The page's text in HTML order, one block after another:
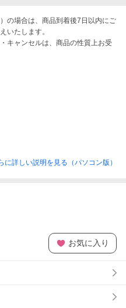
の場合は、商品到着後7日以内にご
いたします。
キャンセルは、商品の性質上お受
に詳しい説明を見る（パソコン版）
お気に入り